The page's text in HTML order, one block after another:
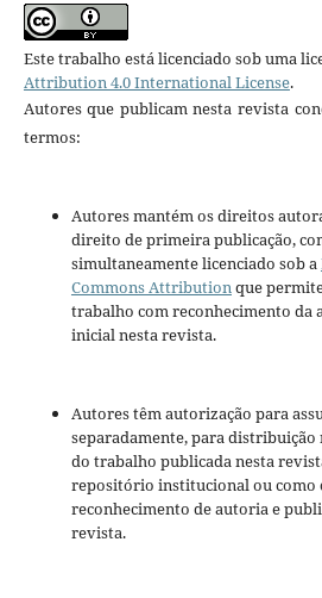
Este trabalho está licenciado sob uma
Attribution 4.0 International License.
Autores que publicam nesta revista
termos:
Autores mantém os direitos
direito de primeira publicação,
simultaneamente licenciado sob a
Commons Attributionque
trabalho com reconhecimento da
inicial nesta revista.
Autores têm autorização para
separadamente, para distribuição
do trabalho publicada nesta
repositório institucional ou como
reconhecimento de autoria e
revista.